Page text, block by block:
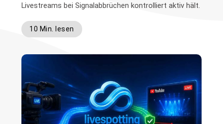
Livestreams bei Signalabbrüchen kontrolliert aktiv hält.
10 Min. lesen